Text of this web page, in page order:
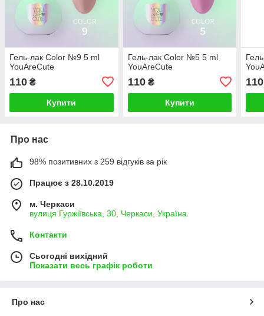
Гель-лак Color №9 5 ml
YouAreCute
110 ₴
Купити
Гель-лак Color №5 5 ml
YouAreCute
110₴
Купити
110
Про нас
98% позитивних з 259 відгуків за рік
Працює з 28.10.2019
м. Черкаси
вулиця Гуржіївська, 30, Черкаси, Україна
Контакти
Сьогодні вихідний
Показати весь графік роботи
Про нас